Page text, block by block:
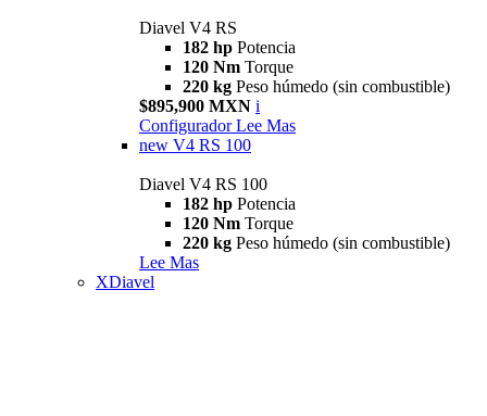
Diavel V4 RS
182 hp Potencia
120 Nm Torque
220 kg Peso húmedo (sin combustible)
$895,900 MXN i
Configurador Lee Mas
new V4 RS 100
Diavel V4 RS 100
182 hp Potencia
120 Nm Torque
220 kg Peso húmedo (sin combustible)
Lee Mas
XDiavel